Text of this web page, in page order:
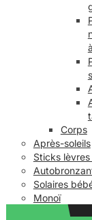
Corps
Après-soleils
Sticks lèvres
Solaires
Monoï